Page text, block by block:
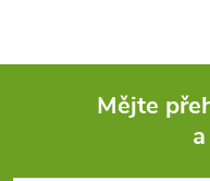
Mějte